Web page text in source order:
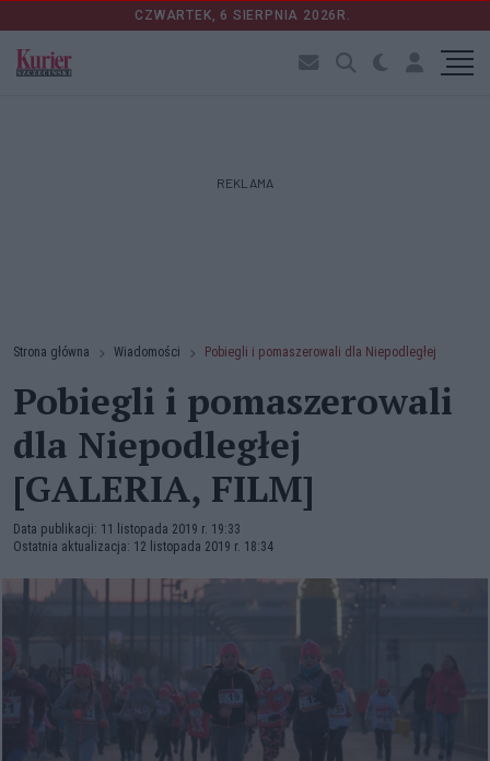
CZWARTEK, 6 SIERPNIA 2026R.
REKLAMA
Strona główna Wiadomości Pobiegli i pomaszerowali dla Niepodległej
Pobiegli i pomaszerowali
dla Niepodległej
[GALERIA, FILM]
Data publikacji: 11 listopada 2019 r. 19:33
Ostatnia aktualizacja: 12 listopada 2019 r. 18:34